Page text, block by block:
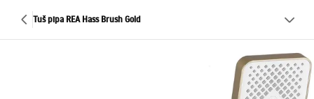
Tuš pipa REA Hass Brush Gold